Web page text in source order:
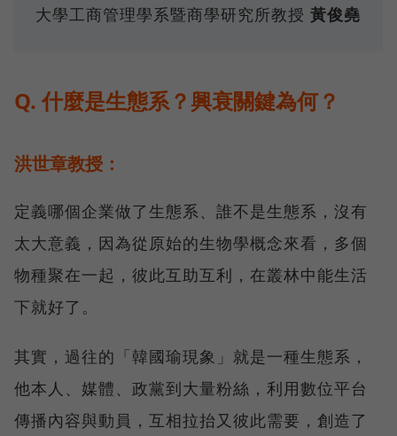
大學工商管理學系暨商學研究所教授 黃俊堯
Q. 什麼是生態系？興衰關鍵為何？
洪世章教授：
定義哪個企業做了生態系、誰不是生態系，沒有
太大意義，因為從原始的生物學概念來看，多個
物種聚在一起，彼此互助互利，在叢林中能生活
下就好了。
其實，過往的「韓國瑜現象」就是一種生態系，
他本人、媒體、政黨到大量粉絲，利用數位平台
傳播內容與動員，互相拉抬又彼此需要，創造了